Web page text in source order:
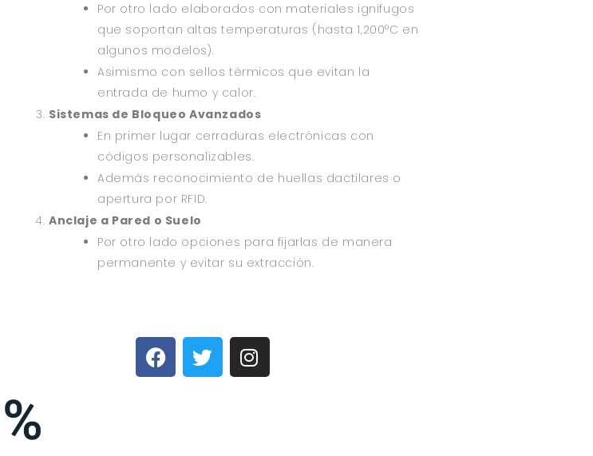
Por otro lado elaborados con materiales ignífugos
que soportan altas temperaturas (hasta 1,200°C en
algunos modelos).
Asimismo con sellos térmicos que evitan la
entrada de humo y calor.
Sistemas de Bloqueo Avanzados
En primer lugar cerraduras electrónicas con
códigos personalizables.
Además reconocimiento de huellas dactilares o
apertura por RFID.
Anclaje a Pared o Suelo
Por otro lado opciones para fijarlas de manera
permanente y evitar su extracción.
%